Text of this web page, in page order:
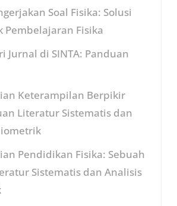
Soal Fisika: Solusi
Pembelajaran Fisika
Jurnal di SINTA: Panduan
Keterampilan Berpikir
Literatur Sistematis dan
Pendidikan Fisika: Sebuah
Sistematis dan Analisis